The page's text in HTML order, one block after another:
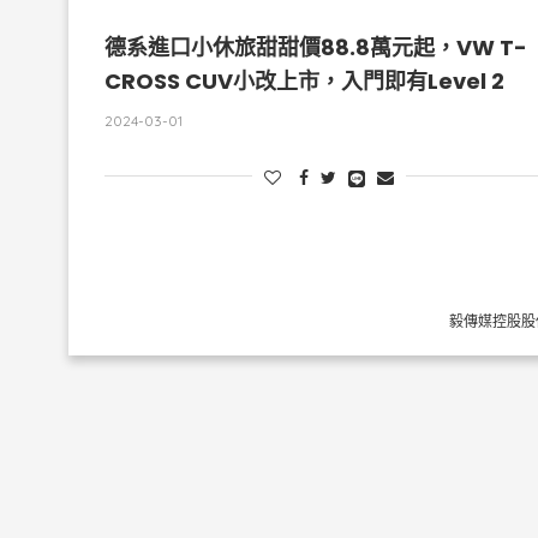
德系進口小休旅甜甜價88.8萬元起，VW T-
CROSS CUV小改上市，入門即有Level 2
2024-03-01
毅傳媒控股